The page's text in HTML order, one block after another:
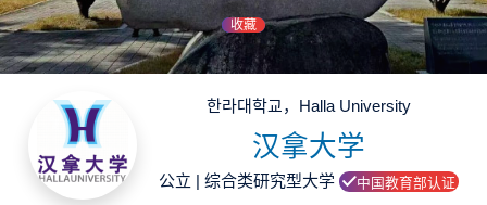
收藏
한라대학교，Halla University
汉拿大学
公立 | 综合类研究型大学 中国教育部认证